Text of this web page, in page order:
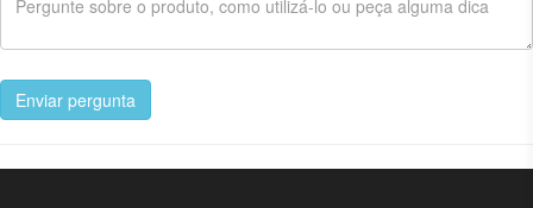
Enviar pergunta